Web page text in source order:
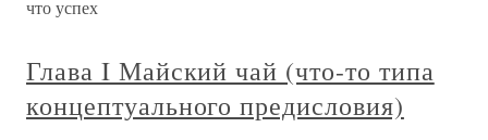
что успех
Глава I Майский чай (что-то типа
концептуального предисловия)